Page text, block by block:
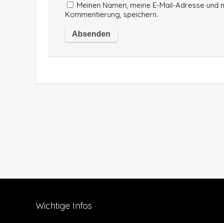
Meinen Namen, meine E-Mail-Adresse
Kommentierung, speichern.
Wichtige Infos